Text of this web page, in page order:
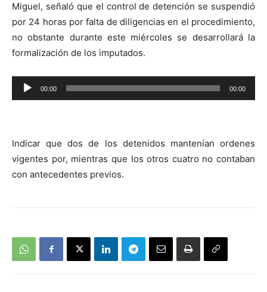
Miguel, señaló que el control de detención se suspendió
por 24 horas por falta de diligencias en el procedimiento,
no obstante durante este miércoles se desarrollará la
formalización de los imputados.
Reproductor
de
00:00 00:00
Indicar que dos de los detenidos mantenían ordenes
vigentes por, mientras que los otros cuatro no contaban
con antecedentes previos.